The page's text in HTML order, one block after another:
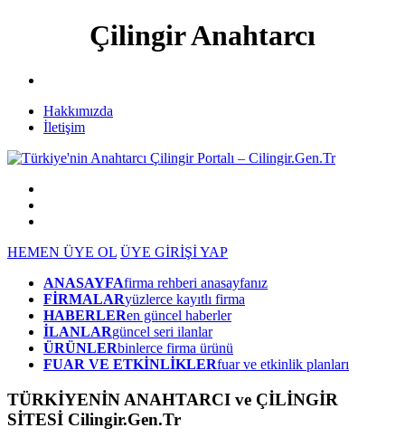
Çilingir Anahtarcı
Hakkımızda
İletişim
HEMEN ÜYE OL ÜYE GİRİŞİ YAP
ANASAYFAfirma rehberi anasayfanız
FİRMALARyüzlerce kayıtlı firma
HABERLERen güncel haberler
İLANLARgüncel seri ilanlar
ÜRÜNLERbinlerce firma ürünü
FUAR VE ETKİNLİKLERfuar ve etkinlik planları
TÜRKİYENİN ANAHTARCI ve ÇİLİNGİR
SİTESİ Cilingir.Gen.Tr